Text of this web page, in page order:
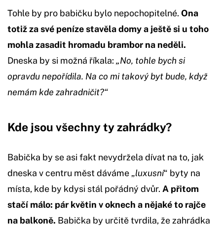
Tohle by pro babičku bylo nepochopitelné. Ona
totiž za své peníze stavěla domy a ještě si u toho
mohla zasadit hromadu brambor na neděli.
Dneska by si možná říkala: „No, tohle bych si
opravdu nepořídila. Na co mi takový byt bude, když
nemám kde zahradničit?“
Kde jsou všechny ty zahrádky?
Babička by se asi fakt nevydržela dívat na to, jak
dneska v centru měst dáváme „luxusní“ byty na
místa, kde by kdysi stál pořádný dvůr. A přitom
stačí málo: pár květin v oknech a nějaké to rajče
na balkoně. Babička by určitě tvrdila, že zahrádka